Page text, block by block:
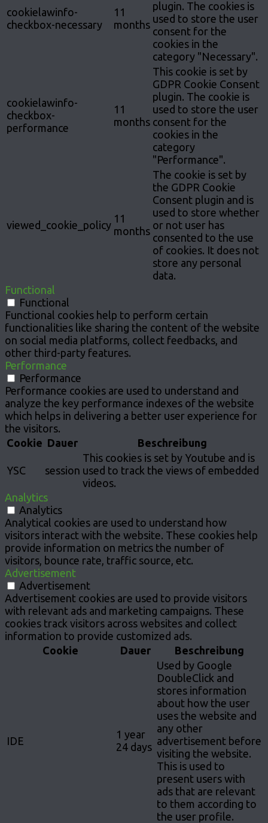
cookielawinfo-
checkbox-necessary
11
months
plugin. The cookies is
used to store the user
consent for the
cookies in the
category "Necessary".
cookielawinfo-
checkbox-
performance
11
months
This cookie is set by
GDPR Cookie Consent
plugin. The cookie is
used to store the user
consent for the
cookies in the
category
"Performance".
viewed_cookie_policy
11
months
The cookie is set by
the GDPR Cookie
Consent plugin and is
used to store whether
or not user has
consented to the use
of cookies. It does not
store any personal
data.
Functional
Functional
Functional cookies help to perform certain
functionalities like sharing the content of the website
on social media platforms, collect feedbacks, and
other third-party features.
Performance
Performance
Performance cookies are used to understand and
analyze the key performance indexes of the website
which helps in delivering a better user experience for
the visitors.
Cookie Dauer Beschreibung
YSC session
This cookies is set by Youtube and is
used to track the views of embedded
videos.
Analytics
Analytics
Analytical cookies are used to understand how
visitors interact with the website. These cookies help
provide information on metrics the number of
visitors, bounce rate, traffic source, etc.
Advertisement
Advertisement
Advertisement cookies are used to provide visitors
with relevant ads and marketing campaigns. These
cookies track visitors across websites and collect
information to provide customized ads.
Cookie
Dauer Beschreibung
IDE
1 year
24 days
Used by Google
DoubleClick and
stores information
about how the user
uses the website and
any other
advertisement before
visiting the website.
This is used to
present users with
ads that are relevant
to them according to
the user profile.